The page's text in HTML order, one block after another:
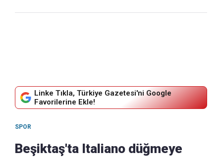
Linke Tıkla, Türkiye Gazetesi'ni Google
Favorilerine Ekle!
SPOR
Beşiktaş'ta Italiano düğmeye